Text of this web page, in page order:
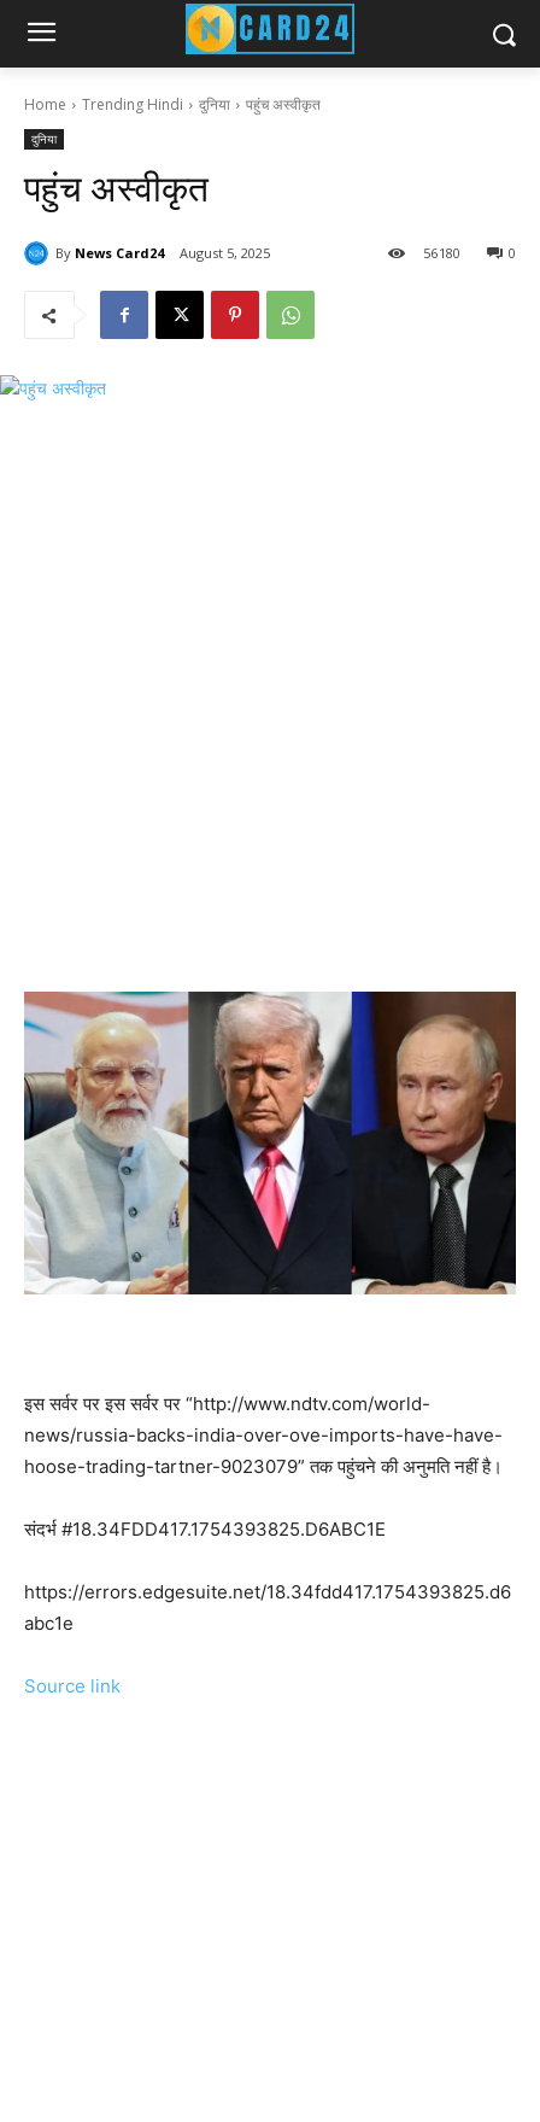
Home Trending Hindi दुनिया पहुंच अस्वीकृत
दुनिया
पहुंच अस्वीकृत
By News Card24 August 5, 2025 0
56180
इस सर्वर पर इस सर्वर पर “http://www.ndtv.com/world-
news/russia-backs-india-over-ove-imports-have-have-
hoose-trading-tartner-9023079” तक पहुंचने की अनुमति नहीं है।
संदर्भ #18.34FDD417.1754393825.D6ABC1E
https://errors.edgesuite.net/18.34fdd417.1754393825.d6
abc1e
Source link